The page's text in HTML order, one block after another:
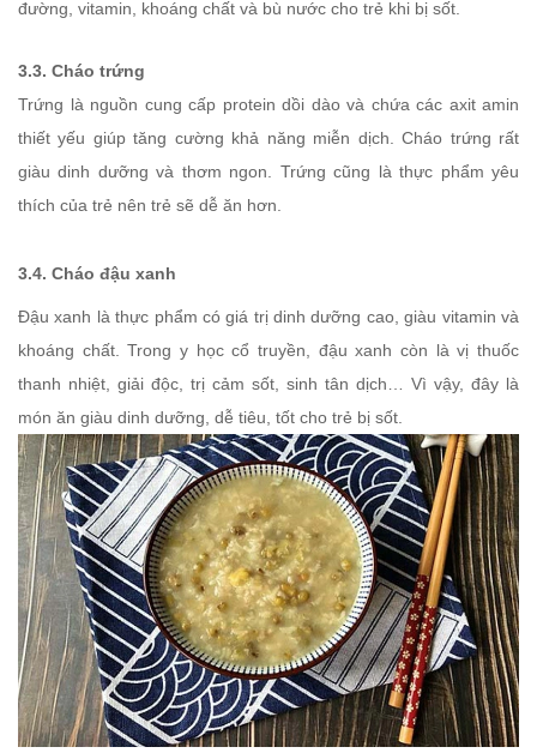
đường, vitamin, khoáng chất và bù nước cho trẻ khi bị sốt.
3.3. Cháo trứng
Trứng là nguồn cung cấp protein dồi dào và chứa các axit amin
thiết yếu giúp tăng cường khả năng miễn dịch. Cháo trứng rất
giàu dinh dưỡng và thơm ngon. Trứng cũng là thực phẩm yêu
thích của trẻ nên trẻ sẽ dễ ăn hơn.
3.4. Cháo đậu xanh
Đậu xanh là thực phẩm có giá trị dinh dưỡng cao, giàu vitamin và
khoáng chất. Trong y học cổ truyền, đậu xanh còn là vị thuốc
thanh nhiệt, giải độc, trị cảm sốt, sinh tân dịch… Vì vậy, đây là
món ăn giàu dinh dưỡng, dễ tiêu, tốt cho trẻ bị sốt.